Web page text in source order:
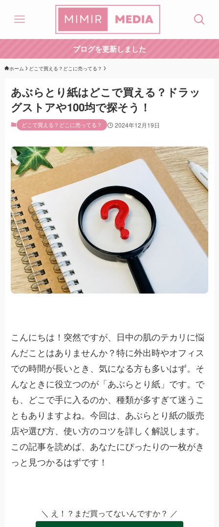
ブログを更新しました
ホーム どこで買える？どこに売ってる？
あぶらとり紙はどこで買える？ドラッ
グストアや100均で探そう！
どこで買える？どこに売ってる？ 2024年12月19日
こんにちは！突然ですが、日中の肌のテカリに悩
んだことはありませんか？特に外出時やオフィス
での時間が長いとき、気になる方も多いはず。そ
んなときに役立つのが「あぶらとり紙」です。で
も、どこで手に入るのか、種類が多すぎて迷うこ
ともありますよね。今回は、あぶらとり紙の販売
店や選び方、使い方のコツを詳しく解説します。
この記事を読めば、あなたにぴったりの一枚がき
っと見つかるはずです！
＼ え！？まだ買ってないんですか？ ／